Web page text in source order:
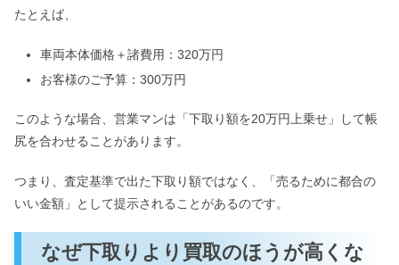
たとえば、
車両本体価格＋諸費用：320万円
お客様のご予算：300万円
このような場合、営業マンは「下取り額を20万円上乗せ」して帳
尻を合わせることがあります。
つまり、査定基準で出た下取り額ではなく、「売るために都合の
いい金額」として提示されることがあるのです。
なぜ下取りより買取のほうが高くな